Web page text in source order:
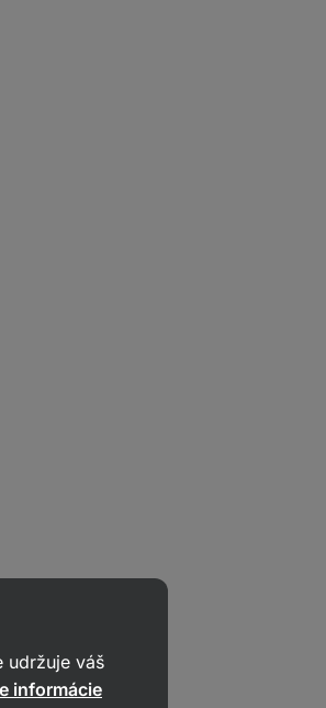
udržuje váš
informácie